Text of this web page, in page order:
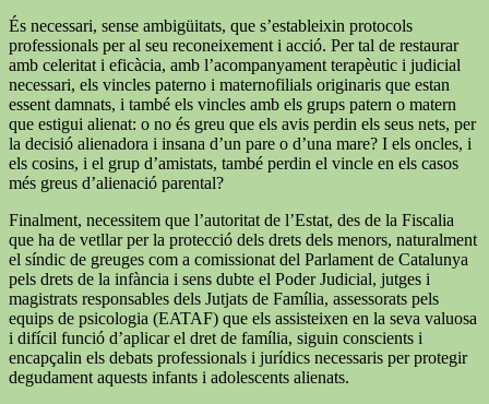
És necessari, sense ambigüitats, que s’estableixin protocols
professionals per al seu reconeixement i acció. Per tal de restaurar
amb celeritat i eficàcia, amb l’acompanyament terapèutic i judicial
necessari, els vincles paterno i maternofilials originaris que estan
essent damnats, i també els vincles amb els grups patern o matern
que estigui alienat: o no és greu que els avis perdin els seus nets, per
la decisió alienadora i insana d’un pare o d’una mare? I els oncles, i
els cosins, i el grup d’amistats, també perdin el vincle en els casos
més greus d’alienació parental?
Finalment, necessitem que l’autoritat de l’Estat, des de la Fiscalia
que ha de vetllar per la protecció dels drets dels menors, naturalment
el síndic de greuges com a comissionat del Parlament de Catalunya
pels drets de la infància i sens dubte el Poder Judicial, jutges i
magistrats responsables dels Jutjats de Família, assessorats pels
equips de psicologia (EATAF) que els assisteixen en la seva valuosa
i difícil funció d’aplicar el dret de família, siguin conscients i
encapçalin els debats professionals i jurídics necessaris per protegir
degudament aquests infants i adolescents alienats.